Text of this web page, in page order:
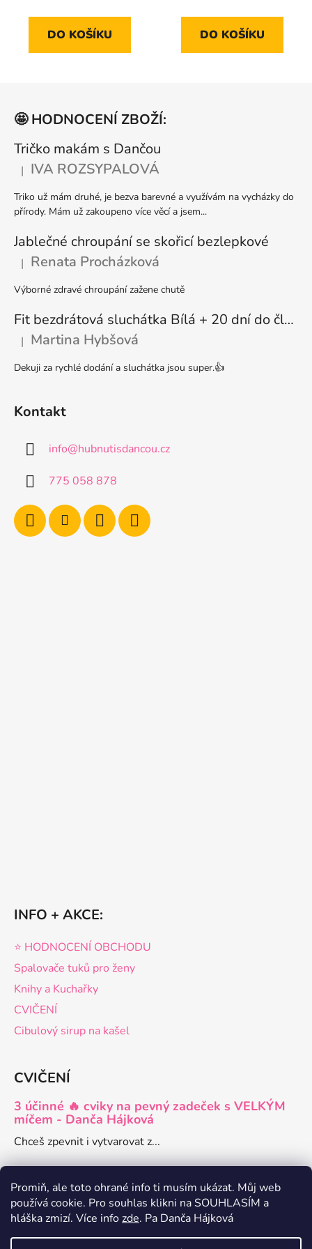
Promiň, ale toto ohrané info ti musím ukázat. Můj web
používá cookie. Pro souhlas klikni na SOUHLASÍM a
hláška zmizí. Více infozde. Pa Danča Hájková
5,0
z
DO KOŠÍKU
5,0
z
DO KOŠÍKU
🤩 HODNOCENÍ ZBOŽÍ:
Tričko makám s Dančou
Hodnocení produktu je 5 z 5 hvězdiček.
| IVA ROZSYPALOVÁ
Triko už mám druhé, je bezva barevné a využívám na vycházky do
přírody. Mám už zakoupeno více věcí a jsem...
Jablečné chroupání se skořicí bezlepkové
Hodnocení produktu je 5 z 5 hvězdiček.
| Renata Procházková
Výborné zdravé chroupání zažene chutě
Fit bezdrátová sluchátka Bílá + 20 dní do členství + seznam písniček i audioknih
Hodnocení produktu je 5 z 5 hvězdiček.
| Martina Hybšová
Dekuji za rychlé dodání a sluchátka jsou super.👍
Kontakt
info@hubnutisdancou.cz
775 058 878
INFO + AKCE:
⭐️ HODNOCENÍ OBCHODU
Spalovače tuků pro ženy
Knihy a Kuchařky
CVIČENÍ
Cibulový sirup na kašel
CVIČENÍ
3 účinné 🔥 cviky na pevný zadeček s VELKÝM
míčem - Danča Hájková
Chceš zpevnit i vytvarovat z...
Danča členství pro ženy
Zdravé recepty a články o hubnutí